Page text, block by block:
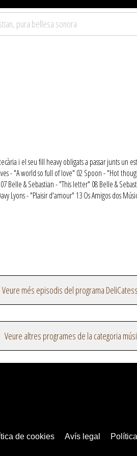
pura bellesa sonora
i el seu fill heavy obligats a passar junts un
- "A world so full of love" 02 Spoon - "Hot
Belle & Sebastian - "This letter" 08 Belle &
Lyons - "Plaisir d'amour" 13 Os Amigos dos
Veure més episodis del programa
Veure altres programes de la categoria
de cookies Avís legal